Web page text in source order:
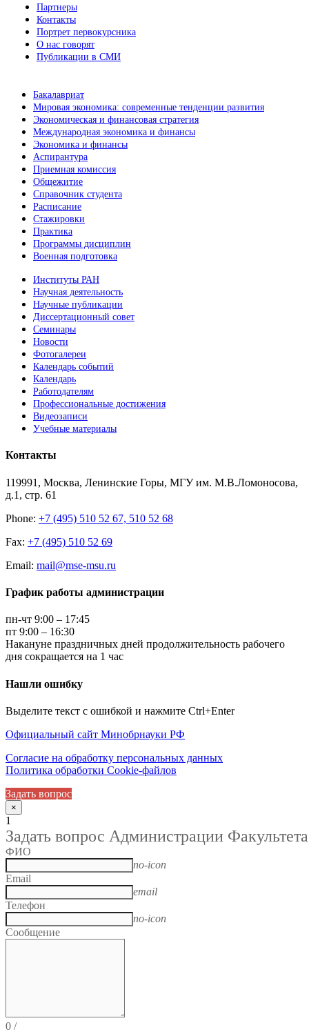
Партнеры
Контакты
Портрет первокурсника
О нас говорят
Публикации в СМИ
Бакалавриат
Мировая экономика: современные тенденции развития
Экономическая и финансовая стратегия
Международная экономика и финансы
Экономика и финансы
Аспирантура
Приемная комиссия
Общежитие
Справочник студента
Расписание
Стажировки
Практика
Программы дисциплин
Военная подготовка
Институты РАН
Научная деятельность
Научные публикации
Диссертационный совет
Семинары
Новости
Фотогалереи
Календарь событий
Календарь
Работодателям
Профессиональные достижения
Видеозаписи
Учебные материалы
Контакты
119991, Москва, Ленинские Горы, МГУ им. М.В.Ломоносова,
д.1, стр. 61
Phone: +7 (495) 510 52 67, 510 52 68
Fax: +7 (495) 510 52 69
Email: mail@mse-msu.ru
График работы администрации
пн-чт 9:00 – 17:45
пт 9:00 – 16:30
Накануне праздничных дней продолжительность рабочего
дня сокращается на 1 час
Нашли ошибку
Выделите текст с ошибкой и нажмите Ctrl+Enter
Официальный сайт Минобрнауки РФ
Согласие на обработку персональных данных
Политика обработки Cookie-файлов
Задать вопрос
×
1
Задать вопрос Администрации Факультета
ФИО
no-icon
Email
email
Телефон
no-icon
Сообщение
0 /